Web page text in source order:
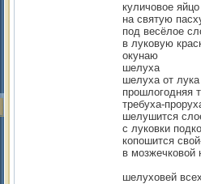
куличовое яйцо
на святую
под весёлое
в луковую
окунаю
шелуха
шелуха от лука
прошлогодняя
требуха-
шелушится
с луковки
копошится
в мозжечковой
шелуховей